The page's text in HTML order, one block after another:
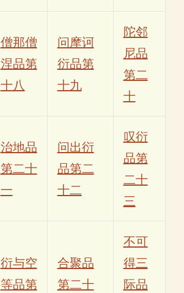
僧那僧
涅品第
十八
问摩诃
衍品第
十九
陀邻
尼品
第二
十
治地品
第二十
一
问出衍
品第二
十二
叹衍
品第
二十
三
衍与空
等品第
合聚品
第二十
不可
得三
际品